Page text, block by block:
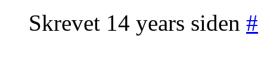
Skrevet 14 years siden #